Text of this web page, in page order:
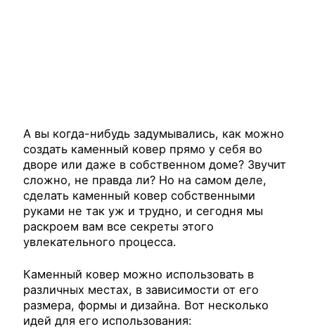
А вы когда-нибудь задумывались, как можно
создать каменный ковер прямо у себя во
дворе или даже в собственном доме? Звучит
сложно, не правда ли? Но на самом деле,
сделать каменный ковер собственными
руками не так уж и трудно, и сегодня мы
раскроем вам все секреты этого
увлекательного процесса.
Каменный ковер можно использовать в
различных местах, в зависимости от его
размера, формы и дизайна. Вот несколько
идей для его использования: